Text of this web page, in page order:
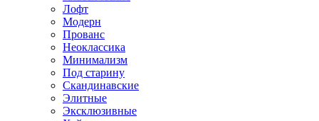
Лофт
Модерн
Прованс
Неоклассика
Минимализм
Под старину
Скандинавские
Элитные
Эксклюзивные